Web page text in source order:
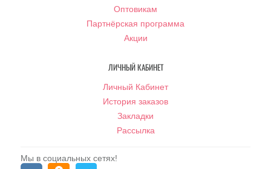
Оптовикам
Партнёрская программа
Акции
ЛИЧНЫЙ КАБИНЕТ
Личный Кабинет
История заказов
Закладки
Рассылка
Мы в социальных сетях!